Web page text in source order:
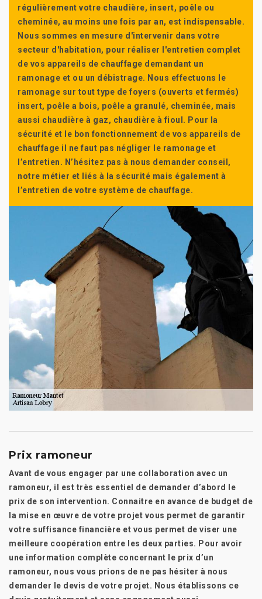
régulièrement votre chaudière, insert, poêle ou
cheminée, au moins une fois par an, est indispensable.
Nous sommes en mesure d'intervenir dans votre
secteur d'habitation, pour réaliser l'entretien complet
de vos appareils de chauffage demandant un
ramonage et ou un débistrage. Nous effectuons le
ramonage sur tout type de foyers (ouverts et fermés)
insert, poêle a bois, poêle a granulé, cheminée, mais
aussi chaudière à gaz, chaudière à fioul. Pour la
sécurité et le bon fonctionnement de vos appareils de
chauffage il ne faut pas négliger le ramonage et
l’entretien. N’hésitez pas à nous demander conseil,
notre métier et liés à la sécurité mais également à
l’entretien de votre système de chauffage.
Prix ramoneur
Avant de vous engager par une collaboration avec un
ramoneur, il est très essentiel de demander d’abord le
prix de son intervention. Connaitre en avance de budget de
la mise en œuvre de votre projet vous permet de garantir
votre suffisance financière et vous permet de viser une
meilleure coopération entre les deux parties. Pour avoir
une information complète concernant le prix d’un
ramoneur, nous vous prions de ne pas hésiter à nous
demander le devis de votre projet. Nous établissons ce